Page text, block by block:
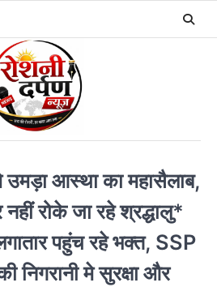
उमड़ा आस्था का महासैलाब,
नहीं रोके जा रहे श्रद्धालु*
पहुंच रहे भक्त, SSP
निगरानी मे सुरक्षा और